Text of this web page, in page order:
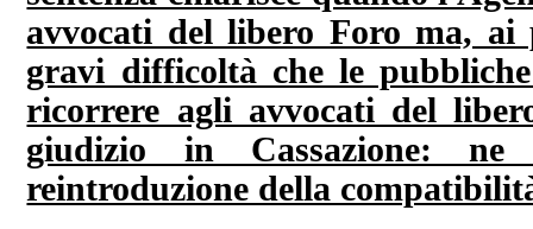
avvocati del libero Foro ma,
gravi difficoltà che le
ricorrere agli avvocati del
giudizio in Cassazione:
reintroduzione della